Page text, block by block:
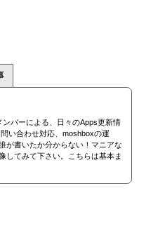
バーによる、日々のApps更新情
い合わせ対応、moshboxの運
が書いたか分からない！マニアな
してみて下さい。こちらは基本ま